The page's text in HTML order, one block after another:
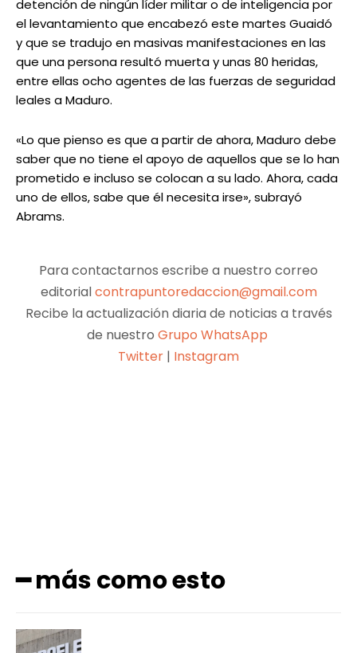
detención de ningún líder militar o de inteligencia por
el levantamiento que encabezó este martes Guaidó
y que se tradujo en masivas manifestaciones en las
que una persona resultó muerta y unas 80 heridas,
entre ellas ocho agentes de las fuerzas de seguridad
leales a Maduro.
«Lo que pienso es que a partir de ahora, Maduro debe
saber que no tiene el apoyo de aquellos que se lo han
prometido e incluso se colocan a su lado. Ahora, cada
uno de ellos, sabe que él necesita irse», subrayó
Abrams.
Para contactarnos escribe a nuestro correo
editorialcontrapuntoredaccion@gmail.com
Recibe la actualización diaria de noticias a través
de nuestro Grupo WhatsApp
Twitter | Instagram
━ más como esto